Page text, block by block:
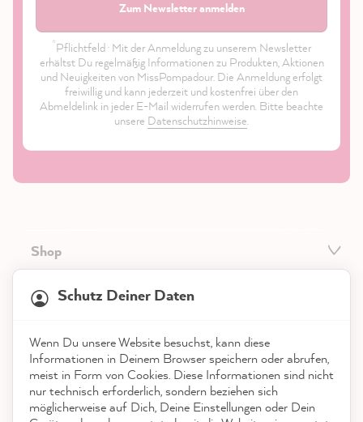
Zum Newsletter anmelden
*Pflichtfeld · Mit der Anmeldung zu unserem Newsletter
erhältst Du regelmäßig Informationen zu Produkten, Aktionen
und Neuigkeiten von MissPompadour. Die Anmeldung erfolgt
freiwillig und kann jederzeit und kostenfrei über den
Abmeldelink in jeder E-Mail widerrufen werden. Bitte beachte
unsere Datenschutzhinweise.
Shop
Service
Kontakt
App herunterladen
Auszeichnungen
Schutz Deiner Daten
Wenn Du unsere Website besuchst, kann diese
Informationen in Deinem Browser speichern oder abrufen,
meist in Form von Cookies. Diese Informationen sind nicht
nur technisch erforderlich, sondern beziehen sich
möglicherweise auf Dich, Deine Einstellungen oder Dein
reviews-io